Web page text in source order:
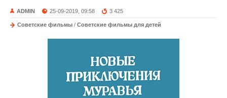
ADMIN 25-09-2019, 09:58 3 425
Советские фильмы / Советские фильмы для детей